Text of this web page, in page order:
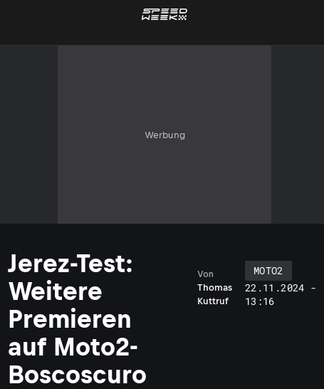
Werbung
Jerez-Test:
Weitere
Premieren
auf Moto2-
Boscoscuro
Thomas
Kuttruf
Von
MOTO2
22.11.2024 -
13:16